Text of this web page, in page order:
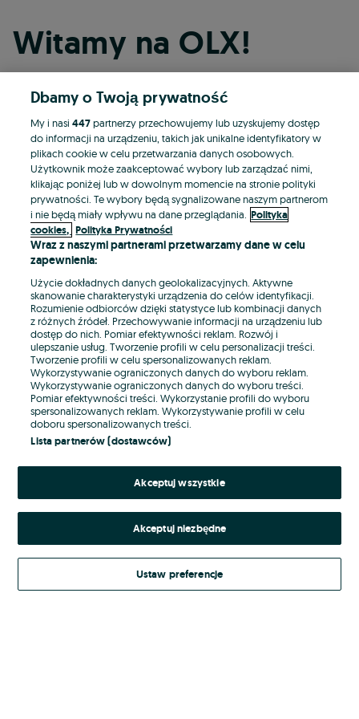
Witamy na OLX!
Kontynuuj przez Facebooka
Kontynuuj przez konto Apple
Kontynuuj przez konto Google
LUB
E-mail
Hasło
Nie pamiętasz hasła?
Zaloguj się
Kontynuując za pośrednictwem jednego z dostawców wskazanych powyżej,
Regulamin serwisuOLX.pl w jego aktualnym brzmieniu.
Dbamy o Twoją prywatność
My i nasi447partnerzy przechowujemy lub uzyskujemy dostęp
do informacji na urządzeniu, takich jak unikalne identyfikatory w
plikach cookie w celu przetwarzania danych osobowych.
Użytkownik może zaakceptować wybory lub zarządzać nimi,
klikając poniżej lub w dowolnym momencie na stronie polityki
prywatności. Te wybory będą sygnalizowane naszym partnerom
i nie będą miały wpływu na dane przeglądania. Polityka
cookies, Polityka Prywatności
Wraz z naszymi partnerami przetwarzamy dane w celu
zapewnienia:
Użycie dokładnych danych geolokalizacyjnych. Aktywne
skanowanie charakterystyki urządzenia do celów identyfikacji.
Rozumienie odbiorców dzięki statystyce lub kombinacji danych
z różnych źródeł. Przechowywanie informacji na urządzeniu lub
dostęp do nich. Pomiar efektywności reklam. Rozwój i
ulepszanie usług. Tworzenie profili w celu personalizacji treści.
Tworzenie profili w celu spersonalizowanych reklam.
Wykorzystywanie ograniczonych danych do wyboru reklam.
Wykorzystywanie ograniczonych danych do wyboru treści.
Pomiar efektywności treści. Wykorzystanie profili do wyboru
spersonalizowanych reklam. Wykorzystywanie profili w celu
doboru spersonalizowanych treści.
Lista partnerów (dostawców)
Akceptuj wszystkie
Akceptuj niezbędne
Ustaw preferencje